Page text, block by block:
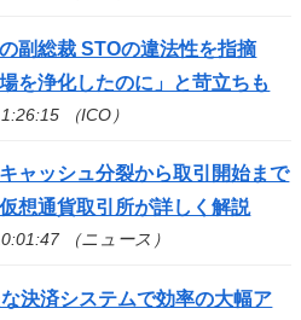
副総裁 STOの違法性を指摘
を浄化したのに」と苛立ちも
（ICO）
ャッシュ分裂から取引開始まで
想通貨取引所が詳しく解説
（ニュース）
決済システムで効率の大幅ア